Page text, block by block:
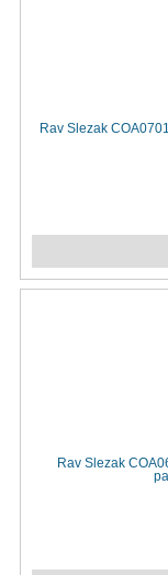
Rav Slezak
Rav Slezak